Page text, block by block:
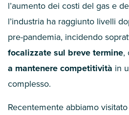
l’aumento dei costi del gas e
l’industria ha raggiunto livelli
pre-pandemia, incidendo
focalizzate sul breve termine,
a mantenere competitività in
complesso.
Recentemente abbiamo visitato